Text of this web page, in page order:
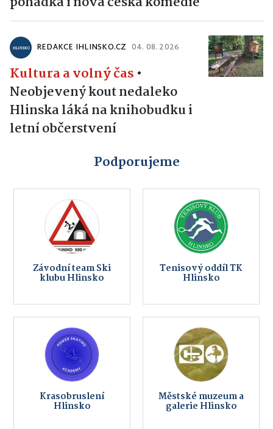
REDAKCE IHLINSKO.CZ 04. 08. 2026
Kultura a volný čas •
Neobjevený kout nedaleko
Hlinska láká na knihobudku i
letní občerstvení
Podporujeme
Závodní team Ski
klubu Hlinsko
Tenisový oddíl TK
Hlinsko
Krasobruslení
Hlinsko
Městské muzeum a
galerie Hlinsko